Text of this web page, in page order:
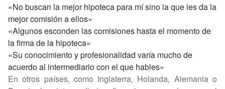
«No buscan la mejor hipoteca para mí sino la que les da la
mejor comisión a ellos»
«Algunos esconden las comisiones hasta el momento de
la firma de la hipoteca»
«Su conocimiento y profesionalidad varía mucho de
acuerdo al intermediario con el que hables»
En otros países, como Inglaterra, Holanda, Alemania o